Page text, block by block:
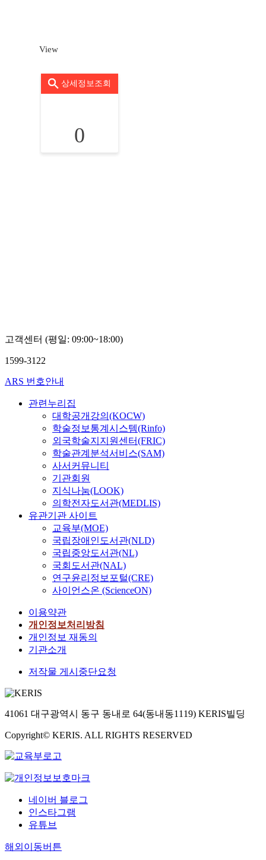
View
상세정보조회
0
고객센터 (평일: 09:00~18:00)
1599-3122
ARS 번호안내
관련누리집
대학공개강의(KOCW)
학술정보통계시스템(Rinfo)
외국학술지지원센터(FRIC)
학술관계분석서비스(SAM)
사서커뮤니티
기관회원
지식나눔(LOOK)
의학전자도서관(MEDLIS)
유관기관 사이트
교육부(MOE)
국립장애인도서관(NLD)
국립중앙도서관(NL)
국회도서관(NAL)
연구윤리정보포털(CRE)
사이언스온 (ScienceON)
이용약관
개인정보처리방침
개인정보 재동의
기관소개
저작물 게시중단요청
41061 대구광역시 동구 동내로 64(동내동1119) KERIS빌딩
Copyright© KERIS. ALL RIGHTS RESERVED
네이버 블로그
인스타그램
유튜브
해외이동버튼